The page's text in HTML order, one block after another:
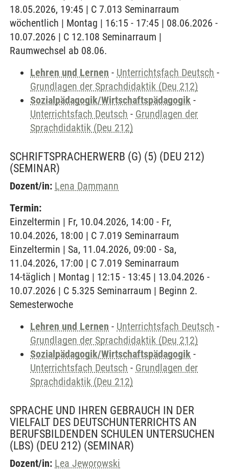
18.05.2026, 19:45 | C 7.013 Seminarraum
wöchentlich | Montag | 16:15 - 17:45 | 08.06.2026 -
10.07.2026 | C 12.108 Seminarraum |
Raumwechsel ab 08.06.
Lehren und Lernen - Unterrichtsfach Deutsch -
Grundlagen der Sprachdidaktik (Deu 212)
Sozialpädagogik/Wirtschaftspädagogik -
Unterrichtsfach Deutsch - Grundlagen der
Sprachdidaktik (Deu 212)
SCHRIFTSPRACHERWERB (G) (5) (DEU 212)
(SEMINAR)
Dozent/in: Lena Dammann
Termin:
Einzeltermin | Fr, 10.04.2026, 14:00 - Fr,
10.04.2026, 18:00 | C 7.019 Seminarraum
Einzeltermin | Sa, 11.04.2026, 09:00 - Sa,
11.04.2026, 17:00 | C 7.019 Seminarraum
14-täglich | Montag | 12:15 - 13:45 | 13.04.2026 -
10.07.2026 | C 5.325 Seminarraum | Beginn 2.
Semesterwoche
Lehren und Lernen - Unterrichtsfach Deutsch -
Grundlagen der Sprachdidaktik (Deu 212)
Sozialpädagogik/Wirtschaftspädagogik -
Unterrichtsfach Deutsch - Grundlagen der
Sprachdidaktik (Deu 212)
SPRACHE UND IHREN GEBRAUCH IN DER
VIELFALT DES DEUTSCHUNTERRICHTS AN
BERUFSBILDENDEN SCHULEN UNTERSUCHEN
(LBS) (DEU 212) (SEMINAR)
Dozent/in: Lea Jeworowski